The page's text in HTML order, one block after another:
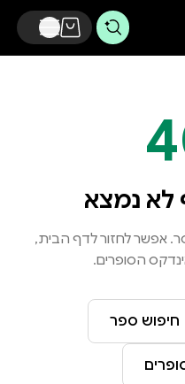
לא נמצא
אפשר לחזור לדף הבית,
הסופרים.
חיפוש ספר